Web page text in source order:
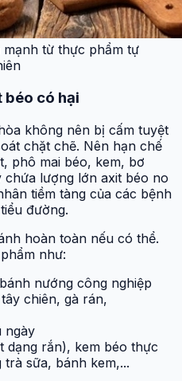
từ thực phẩm tự
béo có hại
không nên bị cấm tuyệt
chặt chẽ. Nên hạn chế
phô mai béo, kem, bơ
lượng lớn axit béo no
tiềm tàng của các bệnh
đường.
hoàn toàn nếu có thể.
như:
nướng công nghiệp
chiên, gà rán,
ngày
dạng rắn), kem béo thực
sữa, bánh kem,...